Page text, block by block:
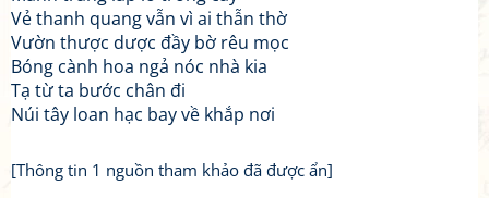
Vẻ thanh quang vẫn vì ai thẫn thờ
Vườn thược dược đầy bờ rêu mọc
Bóng cành hoa ngả nóc nhà kia
Tạ từ ta bước chân đi
Núi tây loan hạc bay về khắp nơi
[Thông tin 1 nguồn tham khảo đã được ẩn]